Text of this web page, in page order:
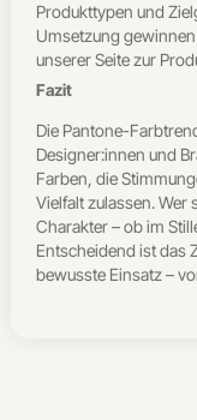
Produkttypen und
Umsetzung
unserer Seite zur
Fazit
Die Pantone-
Designer:innen und
Farben, die
Vielfalt zulassen. Wer
Charakter – ob im
Entscheidend ist das
bewusste Einsatz –